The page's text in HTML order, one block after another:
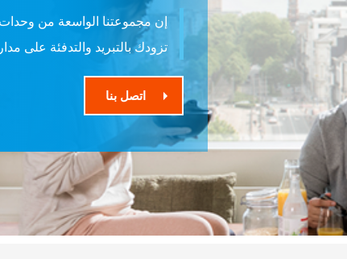
إن مجموعتنا الواسعة من وحدات
تزودك بالتبريد والتدفئة على
اتصل بنا